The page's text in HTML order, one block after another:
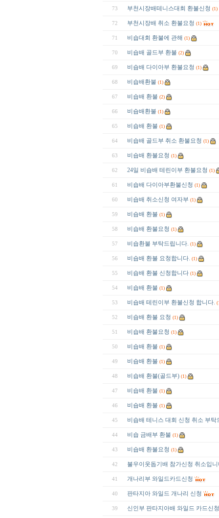
73 부천시장배테니스대회 환불신청 (1)
72 부천시장배 취소 환불요청 (1)
71 비숍대회 환불에 관해 (1)
70 비숍배 골드부 환불 (2)
69 비숍배 다이아부 환불요청 (1)
68 비숍배환불 (1)
67 비숍배 환불 (2)
66 비숍배환불 (1)
65 비숍배 환불 (1)
64 비숍배 골드부 취소 환불요청 (1)
63 비숍배 환불요청 (1)
62 24일 비숍배 테린이부 환불요청 (1)
61 비숍배 다이아부환불신청 (1)
60 비숍배 취소신청 여자부 (1)
59 비숍배 환불 (1)
58 비숍배 환불요청 (1)
57 비숍환불 부탁드립니다. (1)
56 비숍배 환불 요청합니다. (1)
55 비숍배 환불 신청합니다 (1)
54 비숍배 환불 (1)
53 비숍배 테린이부 환불신청 합니다.
52 비숍배 환불 요청 (1)
51 비숍배 환불요청 (1)
50 비숍배 환불 (1)
49 비숍배 환불 (1)
48 비숍배 환불(골드부) (1)
47 비숍배 환불 (1)
46 비숍배 환불 (1)
45 비숍배 테니스 대회 신청 취소 부탁
44 비숍 금배부 환불 (1)
43 비숍배 환불요청 (1)
42 불우이웃돕기배 참가신청 취소입니
41 개나리부 와일드카드신청
40 판타지아 와일드 개나리 신청
39 신인부 판타지아배 와일드 카드신청